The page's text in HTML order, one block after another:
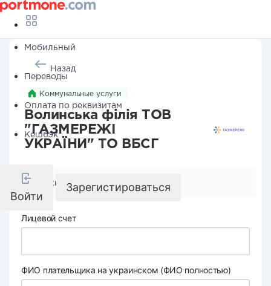
Мобильный
Переводы
Оплата по реквизитам
Кешбэк
Войти
Зарегистироваться
Назад
Коммунальные услуги
Волинська філія ТОВ
"ГАЗМЕРЕЖІ
УКРАЇНИ" ТО ВБСГ
Реквизиты компании
Лицевой счет
ФИО плательщика на украинском (ФИО полностью)